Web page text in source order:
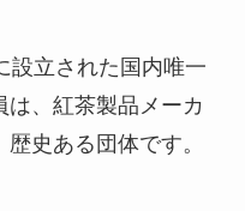
設立された国内唯一
、紅茶製品メーカ
史ある団体です。